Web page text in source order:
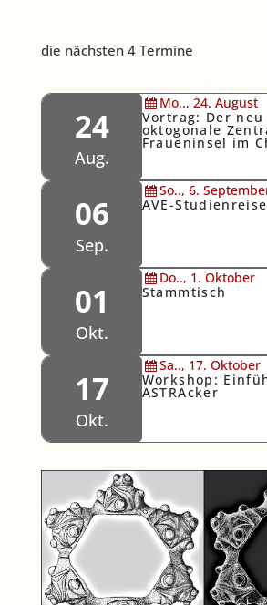
die nächsten 4 Termine
24
Aug.
Mo.., 24. August
Vortrag: Der
oktogonale
Fraueninsel im
06
Sep.
So.., 6.
AVE-
01
Okt.
Do.., 1. Oktober
Stammtisch
17
Okt.
Sa.., 17. Oktober
Workshop:
ASTRAcker